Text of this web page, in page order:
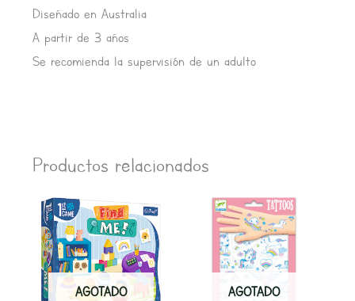
Diseñado en Australia
A partir de 3 años
Se recomienda la supervisión de un adulto
Productos relacionados
AGOTADO AGOTADO